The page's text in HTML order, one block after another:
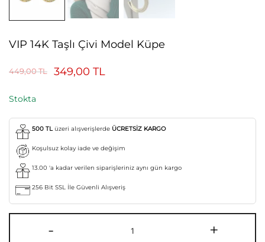
VIP 14K Taşlı Çivi Model Küpe
449,00TL 349,00 TL
Stokta
500 TLüzeri alışverişlerde ÜCRETSİZ KARGO
Koşulsuz kolay iade ve değişim
13.00 'a kadar verilen siparişleriniz aynı gün kargo
256 Bit SSL İle Güvenli Alışveriş
- +